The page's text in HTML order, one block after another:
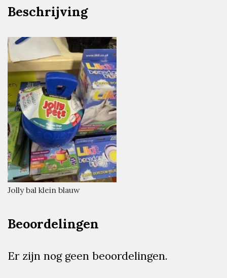
Beschrijving
Jolly bal klein blauw
Beoordelingen
Er zijn nog geen beoordelingen.